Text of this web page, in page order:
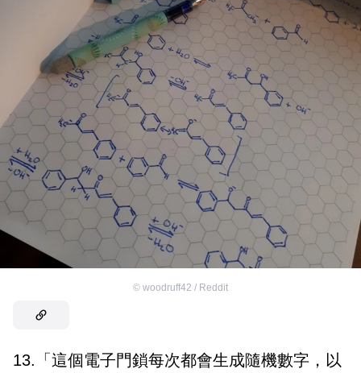
© woodruff42 / Reddit
13.「這個電子門鎖每次都會生成隨機數字，以